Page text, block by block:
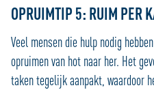
OPRUIMTIP 5: RUIM PER
Veel mensen die hulp nodig
opruimen van hot naar her. Het
taken tegelijk aanpakt, waardoor